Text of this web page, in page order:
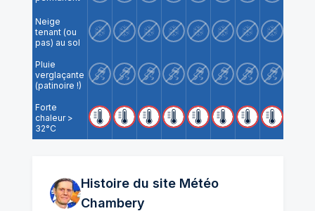
Neige
tenant (ou
pas) au sol
Pluie
verglaçante
(patinoire !)
Forte
chaleur >
32°C
Histoire du site Météo
Chambery